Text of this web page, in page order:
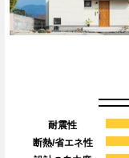
耐震性
断熱/省エネ性